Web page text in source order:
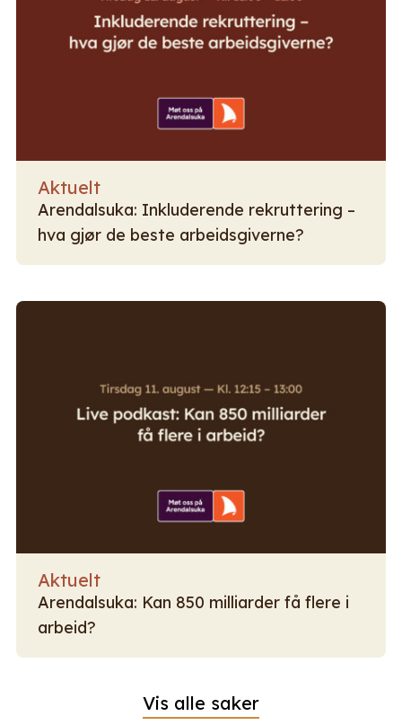
Aktuelt
Arendalsuka: Inkluderende rekruttering –
hva gjør de beste arbeidsgiverne?
Aktuelt
Arendalsuka: Kan 850 milliarder få flere i
arbeid?
Vis alle saker